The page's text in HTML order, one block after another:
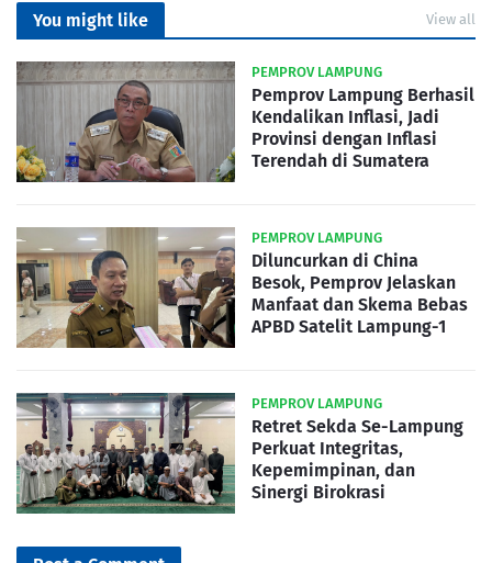
You might like View all
PEMPROV LAMPUNG
Pemprov Lampung Berhasil
Kendalikan Inflasi, Jadi
Provinsi dengan Inflasi
Terendah di Sumatera
PEMPROV LAMPUNG
Diluncurkan di China
Besok, Pemprov Jelaskan
Manfaat dan Skema Bebas
APBD Satelit Lampung-1
PEMPROV LAMPUNG
Retret Sekda Se-Lampung
Perkuat Integritas,
Kepemimpinan, dan
Sinergi Birokrasi